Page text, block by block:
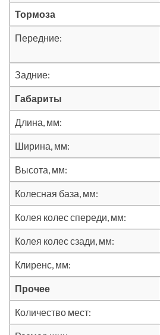
Тормоза
Передние:
Задние:
Габариты
Длина, мм:
Ширина, мм:
Высота, мм:
Колесная база, мм:
Колея колес спереди, мм:
Колея колес сзади, мм:
Клиренс, мм:
Прочее
Количество мест: